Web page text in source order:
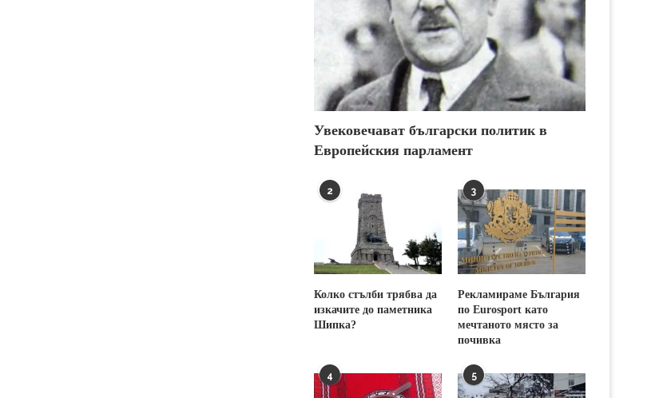
Увековечават български политик в
Европейския парламент
2
Колко стълби трябва да
изкачите до паметника
Шипка?
3
Рекламираме България
по Eurosport като
мечтаното място за
почивка
4 5